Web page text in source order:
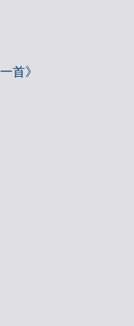
首》